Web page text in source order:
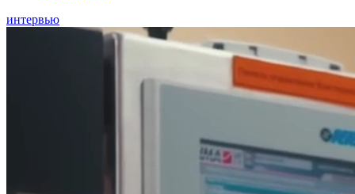
интервью